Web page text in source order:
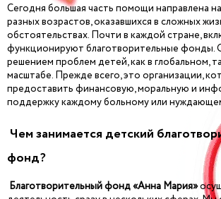
Сегодня большая часть помощи направлена
разных возрастов, оказавшихся в сложных
обстоятельствах. Почти в каждой стране,
функционируют благотворительные фонды.
решением проблем детей, как в глобальном,
масштабе. Прежде всего, это организации,
предоставить финансовую, моральную и
поддержку каждому больному или
Чем занимается детский
фонд?
Благотворительный фонд «Анна Мария»